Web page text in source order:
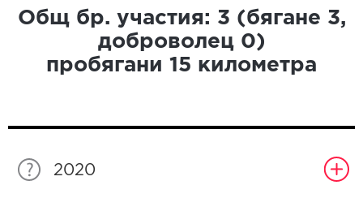
Общ бр. участия: 3 (бягане 3,
доброволец 0)
пробягани 15 километра
2020